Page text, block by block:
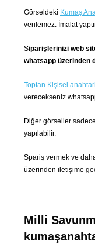
Görseldeki Kumaş
verilemez. İmalat
Siparişlerinizi web
whatsapp üzerinden
Toptan Kişisel
verecekseniz
Diğer görseller
yapılabilir.
Spariş vermek ve
üzerinden iletişime
Milli